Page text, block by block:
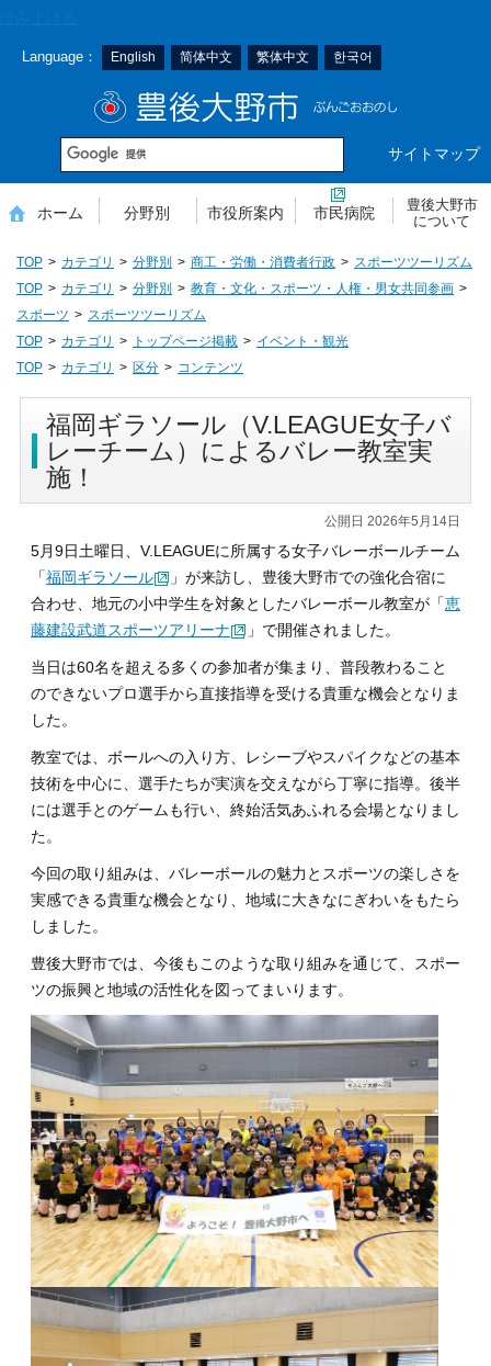
Language： English 简体中文 繁体中文 한국어
サイトマップ
ホーム 分野別 市役所案内 市民病院
豊後大野市
について
TOP カテゴリ 分野別 商工・労働・消費者行政
スポーツツーリズム
TOP
カテゴリ 分野別
教育・文化・スポーツ・人権・男女共同参画
スポーツ
スポーツツーリズム
TOP
カテゴリ トップページ掲載
イベント・観光
TOP
カテゴリ 区分 コンテンツ
福岡ギラソール（V.LEAGUE女子バ
レーチーム）によるバレー教室実
施！
公開日 2026年5月14日
5月9日土曜日、V.LEAGUEに所属する女子バレーボールチーム
「福岡ギラソール
」が来訪し、豊後大野市での強化合宿に
合わせ、地元の小中学生を対象としたバレーボール教室が「恵
藤建設武道スポーツアリーナ
」で開催されました。
当日は60名を超える多くの参加者が集まり、普段教わること
のできないプロ選手から直接指導を受ける貴重な機会となりま
した。
教室では、ボールへの入り方、レシーブやスパイクなどの基本
技術を中心に、選手たちが実演を交えながら丁寧に指導。後半
には選手とのゲームも行い、終始活気あふれる会場となりまし
た。
今回の取り組みは、バレーボールの魅力とスポーツの楽しさを
実感できる貴重な機会となり、地域に大きなにぎわいをもたら
しました。
豊後大野市では、今後もこのような取り組みを通じて、スポー
ツの振興と地域の活性化を図ってまいります。